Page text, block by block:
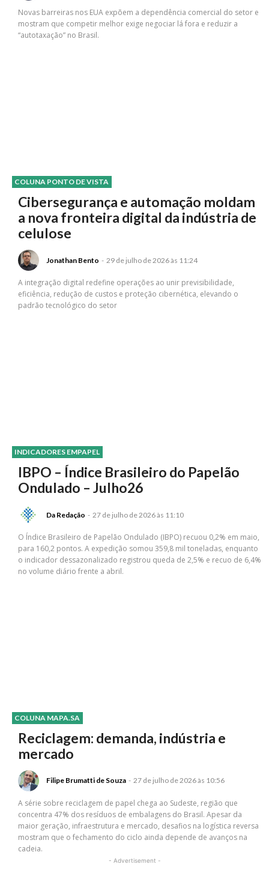
Novas barreiras nos EUA expõem a dependência comercial do setor e
mostram que competir melhor exige negociar lá fora e reduzir a
“autotaxação” no Brasil.
COLUNA PONTO DE VISTA
Cibersegurança e automação moldam
a nova fronteira digital da indústria de
celulose
Jonathan Bento - 29 de julho de 2026 às 11:24
A integração digital redefine operações ao unir previsibilidade,
eficiência, redução de custos e proteção cibernética, elevando o
padrão tecnológico do setor
INDICADORES EMPAPEL
IBPO – Índice Brasileiro do Papelão
Ondulado – Julho26
Da Redação - 27 de julho de 2026 às 11:10
O Índice Brasileiro de Papelão Ondulado (IBPO) recuou 0,2% em maio,
para 160,2 pontos. A expedição somou 359,8 mil toneladas, enquanto
o indicador dessazonalizado registrou queda de 2,5% e recuo de 6,4%
no volume diário frente a abril.
COLUNA MAPA.SA
Reciclagem: demanda, indústria e
mercado
Filipe Brumatti de Souza - 27 de julho de 2026 às 10:56
A série sobre reciclagem de papel chega ao Sudeste, região que
concentra 47% dos resíduos de embalagens do Brasil. Apesar da
maior geração, infraestrutura e mercado, desafios na logística reversa
mostram que o fechamento do ciclo ainda depende de avanços na
cadeia.
- Advertisement -